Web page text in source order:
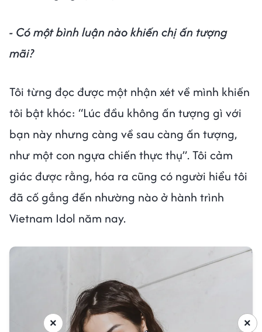
- Có một bình luận nào khiến chị ấn tượng
mãi?
Tôi từng đọc được một nhận xét về mình khiến
tôi bật khóc: “Lúc đầu không ấn tượng gì với
bạn này nhưng càng về sau càng ấn tượng,
như một con ngựa chiến thực thụ”. Tôi cảm
giác được rằng, hóa ra cũng có người hiểu tôi
đã cố gắng đến nhường nào ở hành trình
Vietnam Idol năm nay.
×
×